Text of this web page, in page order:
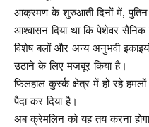
आक्रमण के शुरुआती दिनों में, पुतिन
आश्वासन दिया था कि पेशेवर
विशेष बलों और अन्य अनुभवी
उठाने के लिए मजबूर किया है।
फिलहाल कुर्स्क क्षेत्र में हो रहे
पैदा कर दिया है।
अब क्रेमलिन को यह तय करना